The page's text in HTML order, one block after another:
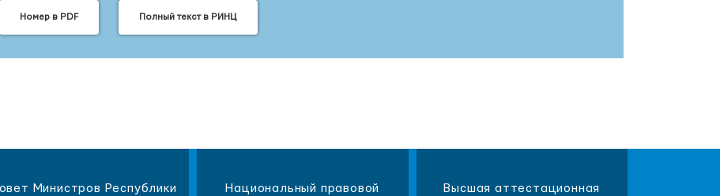
Номер в PDF Полный текст в РИНЦ
Министров Республики
Национальный правовой
Высшая аттестационная